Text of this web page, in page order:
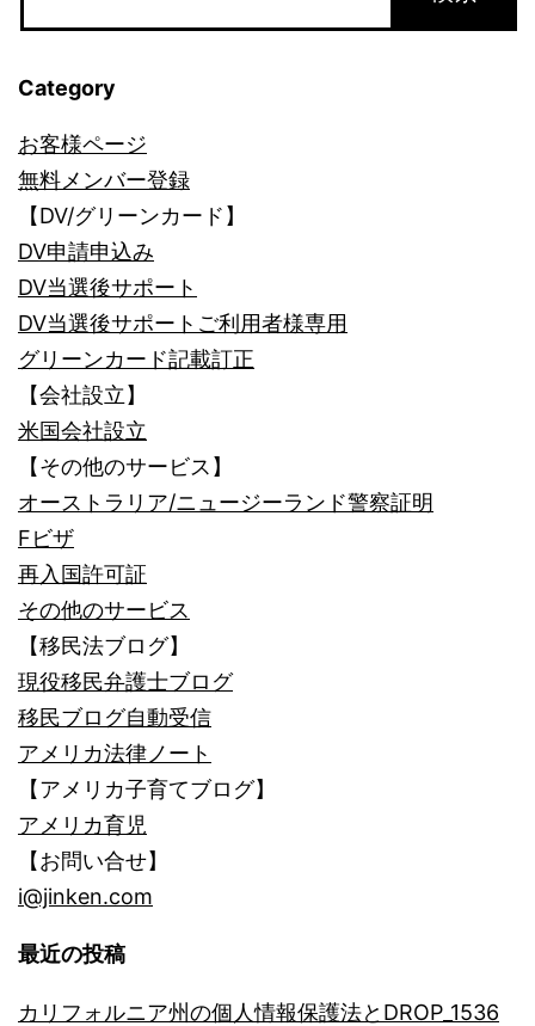
Category
お客様ページ
無料メンバー登録
【DV/グリーンカード】
DV申請申込み
DV当選後サポート
DV当選後サポートご利用者様専用
グリーンカード記載訂正
【会社設立】
米国会社設立
【その他のサービス】
オーストラリア/ニュージーランド警察証明
Fビザ
再入国許可証
その他のサービス
【移民法ブログ】
現役移民弁護士ブログ
移民ブログ自動受信
アメリカ法律ノート
【アメリカ子育てブログ】
アメリカ育児
【お問い合せ】
i@jinken.com
最近の投稿
カリフォルニア州の個人情報保護法とDROP_1536